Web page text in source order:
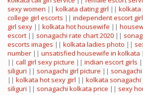
sexy women || kolkata dating girl || kolkata
college girl escorts || independent escort
girl sexy || kolkata hot housewife ||
escort || sonagachi rate chart 2020 ||
escorts images || kolkata ladies photo ||
number || unsatisfied housewife in kolkata
|| call girl sexy picture || indian escort girls
siliguri || sonagachi girl picture ||
|| kolkata hot sexy girl || kolkata sonagachi
siliguri || sonagachi kolkata price || sexy